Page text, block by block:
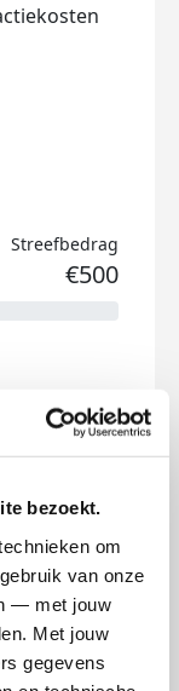
bezoekt.
om
van onze
— met jouw
Met jouw
gegevens
Streefbedrag
€500